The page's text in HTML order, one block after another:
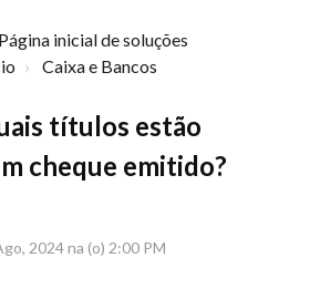
Página inicial de soluções
Caixa e Bancos
títulos estão
cheque emitido?
2024 na (o) 2:00 PM